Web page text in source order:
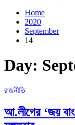
Home
2020
September
14
Day:
রাজনীতি
আ.লীগের ‘জয়